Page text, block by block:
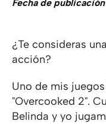
Fecha de publicación
¿Te consideras
acción?
Uno de mis
"Overcooked 2".
Belinda y yo